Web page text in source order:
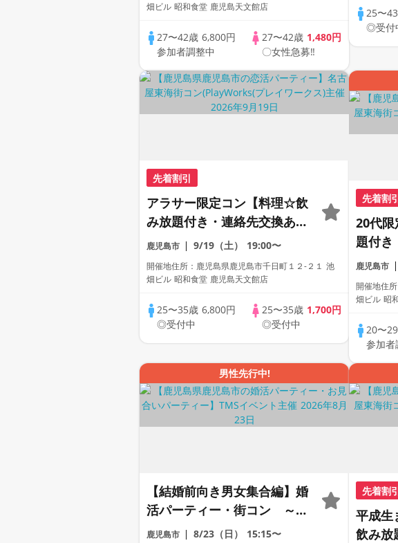
畑ビル 昭和食堂 鹿児島天文館店
27〜42歳 6,800円
参加者調整中
27〜42歳 1,480円
〇女性急募‼
25〜
◎受付
先着割引
アラサー限定コン【料理☆飲
み放題付き・連絡先交換あ
り・完全着席型】１名参加多
数・初参加も大歓迎☆プレイ
ワークス主催☆
鹿児島市 9/19（土） 19:00〜
開催地住所：鹿児島県鹿児島市千日町１２-２１ 池
畑ビル 昭和食堂 鹿児島天文館店
25〜35歳 6,800円
◎受付中
25〜35歳 1,700円
◎受付中
先着割
20代
題付き
全着席
参加も
ス主
鹿児島市
開催地住
畑ビル 昭
20〜
参加者
男性先行中!
【結婚前向き男女集合編】婚
活パーティー・街コン ～真
剣な出会い～
鹿児島市 8/23（日） 15:15〜
先着割
平成
飲み放